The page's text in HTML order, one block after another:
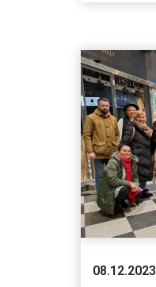
08.12.2023